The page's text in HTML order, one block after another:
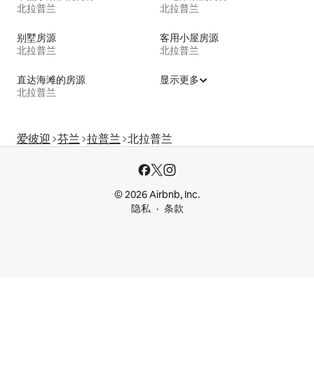
北拉普兰
北拉普兰
别墅房源
北拉普兰
客用小屋房源
北拉普兰
直达海滩的房源
北拉普兰
显示更多
爱彼迎 芬兰 拉普兰 北拉普兰
© 2026 Airbnb, Inc.
隐私
条款